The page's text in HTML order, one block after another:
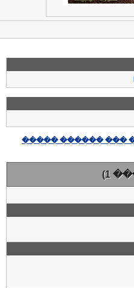
������� 3d ����� ���